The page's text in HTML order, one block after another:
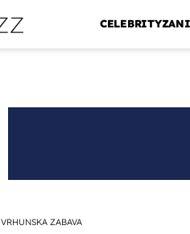
CELEBRITY
VRHUNSKA ZABAVA